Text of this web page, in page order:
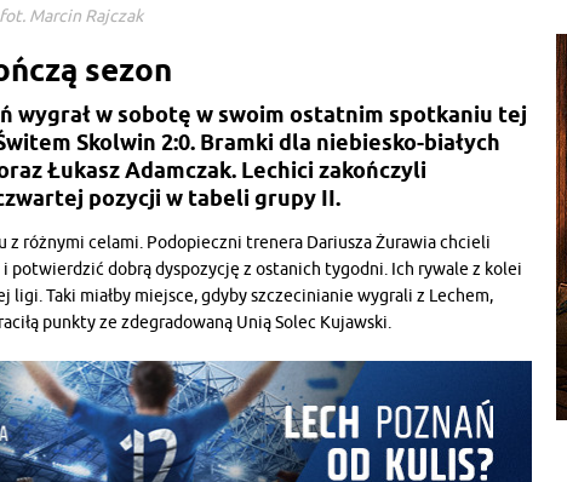
Marcin Rajczak
sezon
wygrał w sobotę w swoim ostatnim spotkaniu tej
Skolwin 2:0. Bramki dla niebiesko-białych
Łukasz Adamczak. Lechici zakończyli
pozycji w tabeli grupy II.
z różnymi celami. Podopieczni trenera Dariusza Żurawia chcieli
potwierdzić dobrą dyspozycję z ostanich tygodni. Ich rywale z kolei
ligi. Taki miałby miejsce, gdyby szczecinianie wygrali z Lechem,
punkty ze zdegradowaną Unią Solec Kujawski.